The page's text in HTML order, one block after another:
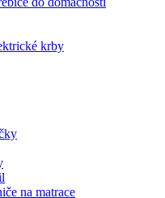
krby
na matrace